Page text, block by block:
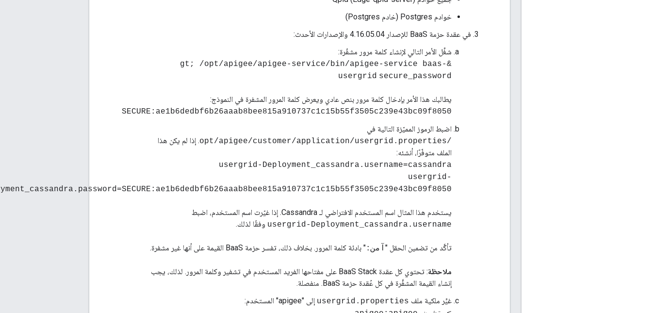
خوادم Postgres (خادم Postgres)
في عقدة حزمة BaaS للإصدار 4.16.05.04 والإصدارات الأحدث:
شغِّل الأمر التالي لإنشاء كلمة مرور مشفّرة:
&gt; /opt/apigee/apigee-service/bin/apigee-service baas-
usergrid secure_password
يطالبك هذا الأمر بإدخال كلمة مرور بنص عادي ويعرض كلمة المرور المشفرة في النموذج:
SECURE:ae1b6dedbf6b26aaab8bee815a910737c1c15b55f3505c239e43bc09f8050
اضبط الرموز المميّزة التالية في
/opt/apigee/customer/application/usergrid.properties
. إذا لم يكن هذا
الملف متوفّرًا، أنشئه:
usergrid-Deployment_cassandra.username=cassandra
usergrid-
يستخدم هذا المثال اسم المستخدم الافتراضي لـ Cassandra. إذا غيّرت اسم المستخدم، اضبط
usergrid-Deployment_cassandra.username وفقًا لذلك.
تأكَّد من تضمين الحقل " آمن:" بادئة كلمة المرور. بخلاف ذلك، تفسر حزمة BaaS القيمة على أنها غير مشفرة.
ملاحظة
: تحتوي كل عقدة BaaS Stack على مفتاحها الفريد المستخدم في تشفير وكلمة المرور. لذلك، يجب
إنشاء القيمة المشفَّرة في كل عُقدة حزمة BaaS. منفصلة.
غيِّر ملكية ملف usergrid.properties إلى "apigee" المستخدم: